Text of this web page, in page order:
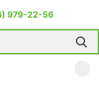
979-22-56